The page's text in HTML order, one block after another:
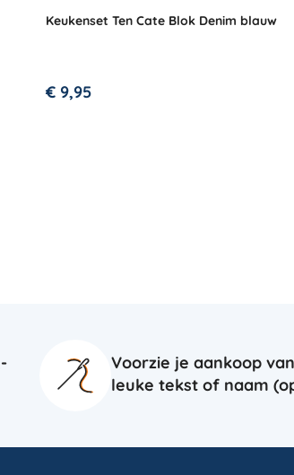
Keukenset Ten Cate Blok Denim blauw
€ 9,95
Voorzie je aankoop
leuke tekst of naam